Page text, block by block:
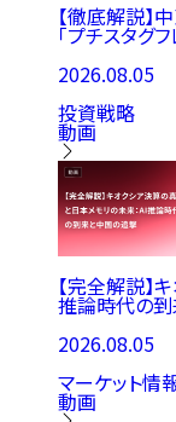
【徹底解説】
「プチスタグ
2026.08.05
投資戦略
動画
【完全解説】
推論時代の
2026.08.05
マーケット情
動画